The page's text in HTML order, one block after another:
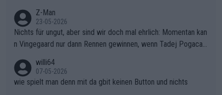
Z-Man
23-05-2026
Nichts für ungut, aber sind wir doch mal ehrlich: Momentan kan
n Vingegaard nur dann Rennen gewinnen, wenn Tadej Pogacar
willi64
07-05-2026
wie spielt man denn mit da gbit keinen Button und nichts